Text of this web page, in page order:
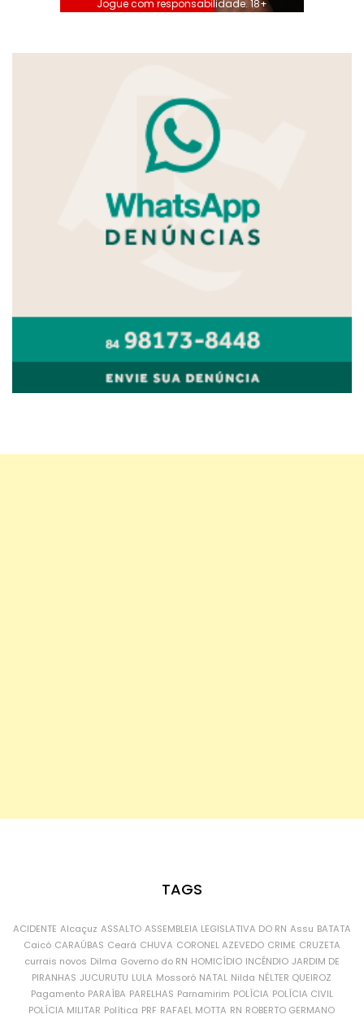
Jogue com responsabilidade. 18+
TAGS
ACIDENTE Alcaçuz ASSALTO ASSEMBLEIA LEGISLATIVA DO RN Assu BATATA
Caicó CARAÚBAS Ceará CHUVA CORONEL AZEVEDO CRIME CRUZETA
currais novos Dilma Governo do RN HOMICÍDIO INCÊNDIO JARDIM DE
PIRANHAS JUCURUTU LULA Mossoró NATAL Nilda NÉLTER QUEIROZ
Pagamento PARAÍBA PARELHAS Parnamirim POLÍCIA POLÍCIA CIVIL
POLÍCIA MILITAR Política PRF RAFAEL MOTTA RN ROBERTO GERMANO